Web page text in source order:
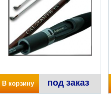
В корзину под заказ